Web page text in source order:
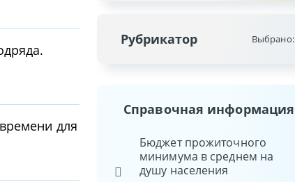
для
Рубрикатор Выбрано:
Справочная информация
Бюджет прожиточного
минимума в среднем на
душу населения